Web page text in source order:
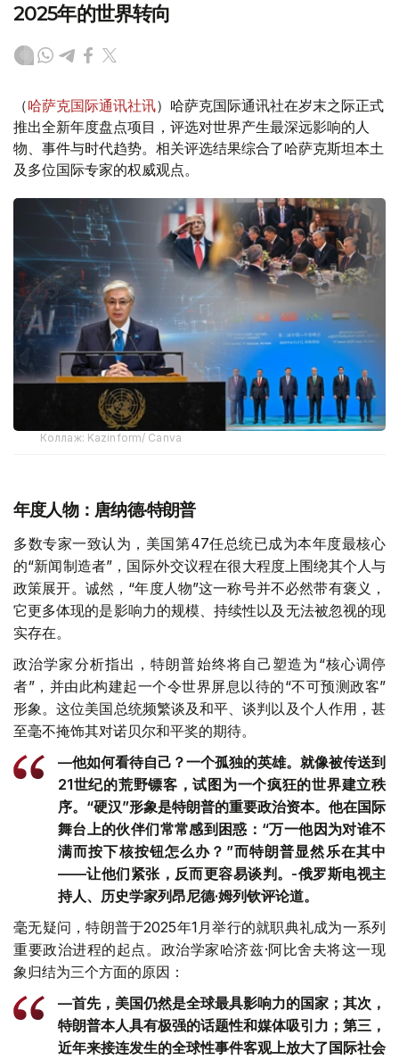
2025年的世界转向
（哈萨克国际通讯社讯）哈萨克国际通讯社在岁末之际正式
推出全新年度盘点项目，评选对世界产生最深远影响的人
物、事件与时代趋势。相关评选结果综合了哈萨克斯坦本土
及多位国际专家的权威观点。
Коллаж: Kazinform/ Canva
年度人物：唐纳德·特朗普
多数专家一致认为，美国第47任总统已成为本年度最核心
的“新闻制造者”，国际外交议程在很大程度上围绕其个人与
政策展开。诚然，“年度人物”这一称号并不必然带有褒义，
它更多体现的是影响力的规模、持续性以及无法被忽视的现
实存在。
政治学家分析指出，特朗普始终将自己塑造为“核心调停
者”，并由此构建起一个令世界屏息以待的“不可预测政客”
形象。这位美国总统频繁谈及和平、谈判以及个人作用，甚
至毫不掩饰其对诺贝尔和平奖的期待。
—他如何看待自己？一个孤独的英雄。就像被传送到
21世纪的荒野镖客，试图为一个疯狂的世界建立秩
序。“硬汉”形象是特朗普的重要政治资本。他在国际
舞台上的伙伴们常常感到困惑：“万一他因为对谁不
满而按下核按钮怎么办？”而特朗普显然乐在其中
——让他们紧张，反而更容易谈判。-俄罗斯电视主
持人、历史学家列昂尼德·姆列钦评论道。
毫无疑问，特朗普于2025年1月举行的就职典礼成为一系列
重要政治进程的起点。政治学家哈济兹·阿比舍夫将这一现
象归结为三个方面的原因：
—首先，美国仍然是全球最具影响力的国家；其次，
特朗普本人具有极强的话题性和媒体吸引力；第三，
近年来接连发生的全球性事件客观上放大了国际社会